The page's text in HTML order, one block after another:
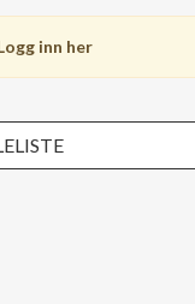
inn her